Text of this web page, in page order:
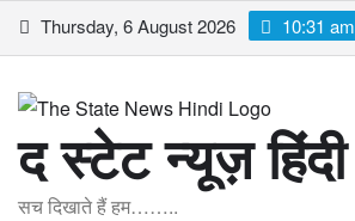
Skip Thursday, 6 August 2026 10:31 am
द स्टेट न्यूज़ हिंदी
सच दिखाते हैं हम……..